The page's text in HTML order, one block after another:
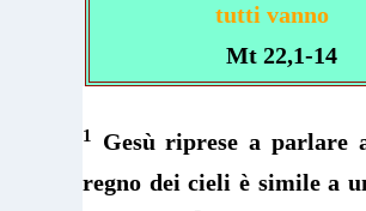
tutti vanno
Mt 22,1-14
1 Gesù riprese a parlare
regno dei cieli è simile a